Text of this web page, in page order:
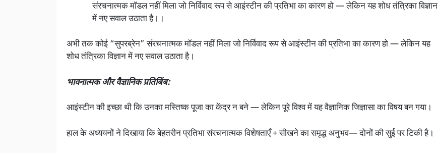
संरचनात्मक मॉडल नहीं मिला जो निर्विवाद रूप से आइंस्टीन की प्रतिभा का कारण हो — लेकिन यह शोध तंत्रिका विज्ञान
में नए सवाल उठाता है।।
अभी तक कोई “सुपरब्रेन” संरचनात्मक मॉडल नहीं मिला जो निर्विवाद रूप से आइंस्टीन की प्रतिभा का कारण हो — लेकिन यह
शोध तंत्रिका विज्ञान में नए सवाल उठाता है।
भावनात्मक और वैज्ञानिक प्रतिबिंब:
आइंस्टीन की इच्छा थी कि उनका मस्तिष्क पूजा का केंद्र न बने — लेकिन पूरे विश्व में यह वैज्ञानिक जिज्ञासा का विषय बन गया।
हाल के अध्ययनों ने दिखाया कि बेहतरीन प्रतिभा संरचनात्मक विशेषताएँ + सीखने का समृद्ध अनुभव— दोनों की सुई पर टिकी है।